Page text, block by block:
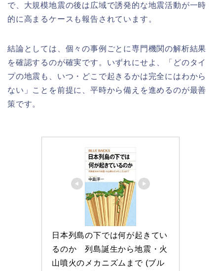
で、大規模地震の後は広域で誘発的な地震活動が一時
的に高まるケースも報告されています。
結論としては、個々の事例ごとに専門機関の解析結果
を確認するのが確実です。いずれにせよ、「どのタイ
プの地震も、いつ・どこで起きるかは完全にはわから
ない」ことを前提に、平時から備えを進めるのが最善
策です。
日本列島の下では何が起きてい
るのか　列島誕生から地震・火
山噴火のメカニズムまで (ブル